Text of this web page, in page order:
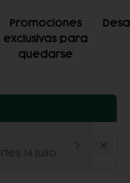
Promociones
exclusivas para
quedarse
14 julio